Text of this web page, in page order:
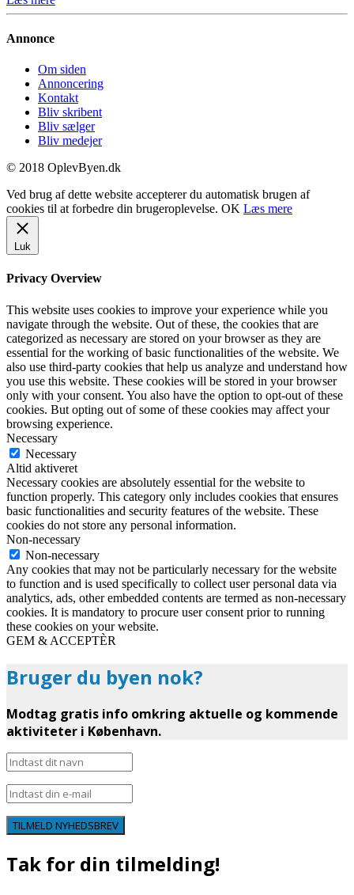
Annonce
Om siden
Annoncering
Kontakt
Bliv skribent
Bliv sælger
Bliv medejer
© 2018 OplevByen.dk
Ved brug af dette website accepterer du automatisk brugen af
cookies til at forbedre din brugeroplevelse. OK Læs mere
Luk
Privacy Overview
This website uses cookies to improve your experience while you
navigate through the website. Out of these, the cookies that are
categorized as necessary are stored on your browser as they are
essential for the working of basic functionalities of the website. We
also use third-party cookies that help us analyze and understand how
you use this website. These cookies will be stored in your browser
only with your consent. You also have the option to opt-out of these
cookies. But opting out of some of these cookies may affect your
browsing experience.
Necessary
Necessary
Altid aktiveret
Necessary cookies are absolutely essential for the website to
function properly. This category only includes cookies that ensures
basic functionalities and security features of the website. These
cookies do not store any personal information.
Non-necessary
Non-necessary
Any cookies that may not be particularly necessary for the website
to function and is used specifically to collect user personal data via
analytics, ads, other embedded contents are termed as non-necessary
cookies. It is mandatory to procure user consent prior to running
these cookies on your website.
GEM & ACCEPTÈR
Bruger du byen nok?
Modtag gratis info omkring aktuelle og kommende
aktiviteter i København.
TILMELD NYHEDSBREV
Tak for din tilmelding!